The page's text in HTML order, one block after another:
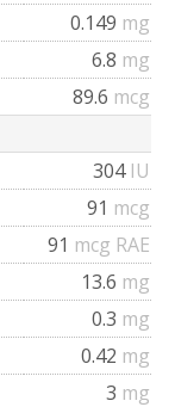
0.149 mg
6.8 mg
89.6 mcg
304 IU
91 mcg
91 mcg RAE
13.6 mg
0.3 mg
0.42 mg
3 mg